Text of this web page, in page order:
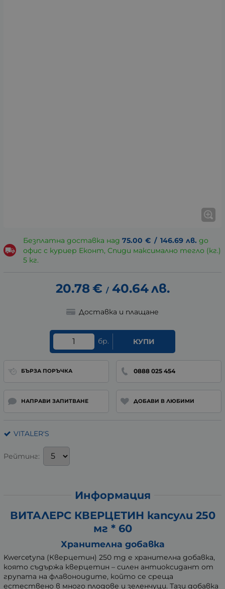
Безплатна доставка над 75.00 € / 146.69 лв. до
офис с куриер Еконт, Спиди максимално тегло (кг.)
5 кг.
20.78€ / 40.64лв.
Доставка и плащане
бр. КУПИ
БЪРЗА ПОРЪЧКА 0888 025 454
НАПРАВИ ЗАПИТВАНЕ ДОБАВИ В ЛЮБИМИ
VITALER'S
Рейтинг:
Информация
ВИТАЛЕРС КВЕРЦЕТИН капсули 250
мг * 60
Хранителна добавка
Kwercetyna (Кверцетин) 250 mg е хранителна добавка,
която съдържа кверцетин – силен антиоксидант от
групата на флавоноидите, който се среща
естествено в много плодове и зеленчуци. Тази добавка